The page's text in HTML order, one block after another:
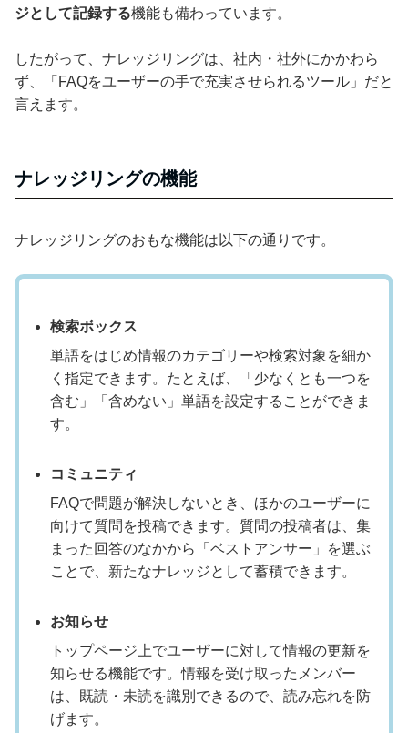
ジとして記録する機能も備わっています。
したがって、ナレッジリングは、社内・社外にかかわら
ず、「FAQをユーザーの手で充実させられるツール」だと
言えます。
ナレッジリングの機能
ナレッジリングのおもな機能は以下の通りです。
検索ボックス
単語をはじめ情報のカテゴリーや検索対象を細か
く指定できます。たとえば、「少なくとも一つを
含む」「含めない」単語を設定することができま
す。
コミュニティ
FAQで問題が解決しないとき、ほかのユーザーに
向けて質問を投稿できます。質問の投稿者は、集
まった回答のなかから「ベストアンサー」を選ぶ
ことで、新たなナレッジとして蓄積できます。
お知らせ
トップページ上でユーザーに対して情報の更新を
知らせる機能です。情報を受け取ったメンバー
は、既読・未読を識別できるので、読み忘れを防
げます。